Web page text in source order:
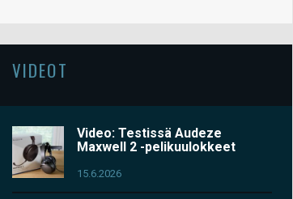
VIDEOT
Video: Testissä Audeze
Maxwell 2 -pelikuulokkeet
15.6.2026